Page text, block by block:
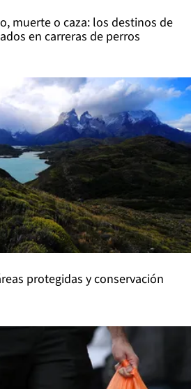
muerte o caza: los destinos de
en carreras de perros
protegidas y conservación